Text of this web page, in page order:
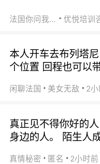
法国你问我答
本人开车去布列塔
个位置 回程也可以
闲聊法国 美女无敌 2
真正见不得你好的
身边的人。 陌生人
真情秘密 匿名 2小时前